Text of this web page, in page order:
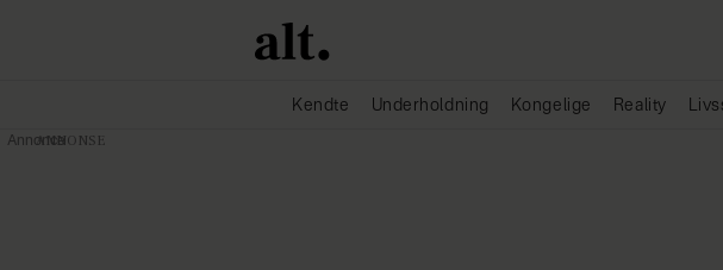
Kendte Underholdning Kongelige Reality
Annonce